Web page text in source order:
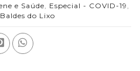
e Saúde Especial - COVID-19
Baldes do Lixo